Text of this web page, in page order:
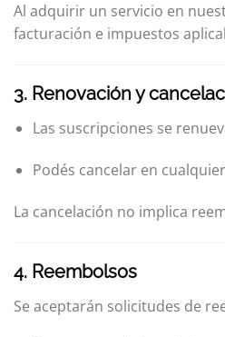
Al adquirir un servicio en
facturación e impuestos
3. Renovación y
Las suscripciones se
Podés cancelar en
La cancelación no implica
4. Reembolsos
Se aceptarán solicitudes de